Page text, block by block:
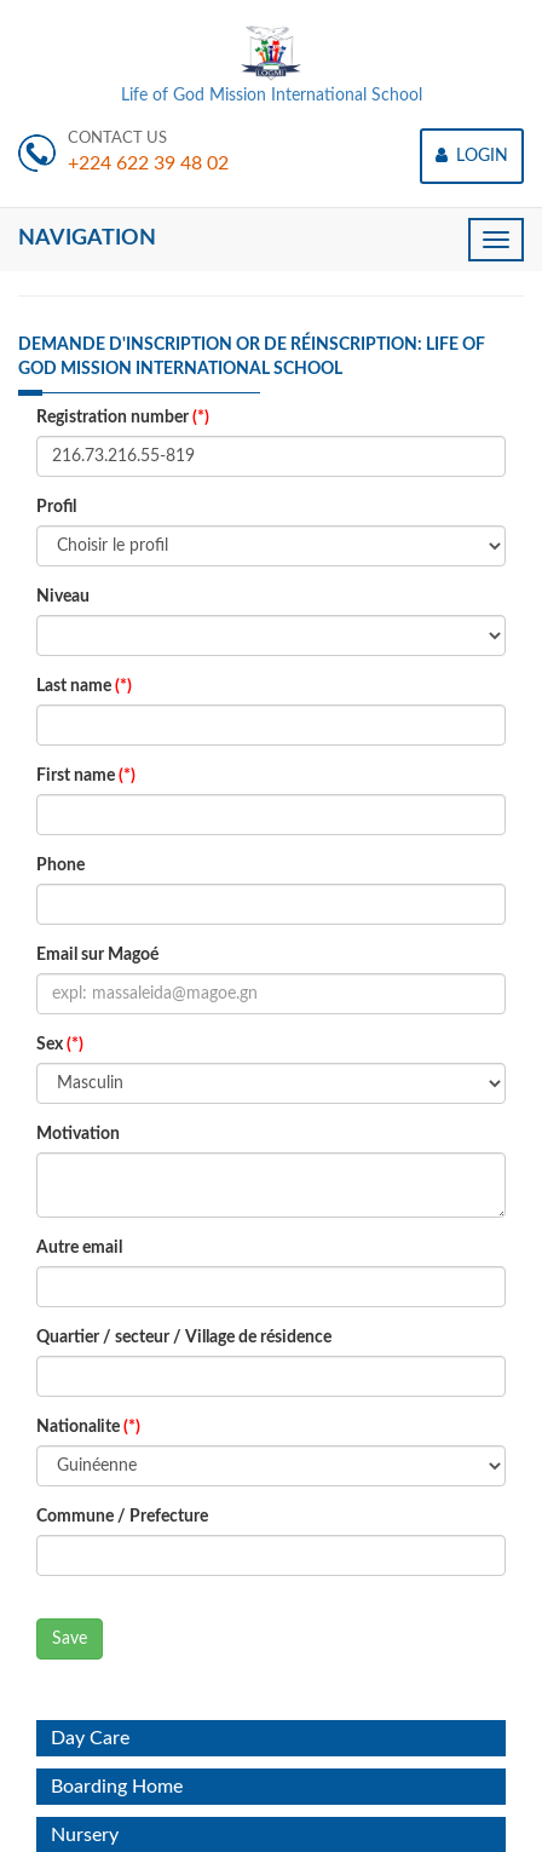
Life of God Mission International School
CONTACT US
+224 622 39 48 02 LOGIN
Toggle
NAVIGATION
DEMANDE D'INSCRIPTION OR DE RÉINSCRIPTION: LIFE OF
GOD MISSION INTERNATIONAL SCHOOL
Registration number(*)
Profil
Niveau
Last name (*)
First name (*)
Phone
Email sur Magoé
Sex (*)
Motivation
Autre email
Quartier / secteur / Village de résidence
Nationalite (*)
Commune / Prefecture
Save
Day Care
Boarding Home
Nursery